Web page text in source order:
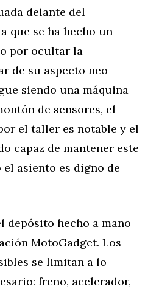
delante del
que se ha hecho un
por ocultar la
de su aspecto neo-
siendo una máquina
de sensores, el
el taller es notable y el
capaz de mantener este
el asiento es digno de
depósito hecho a mano
MotoGadget. Los
se limitan a lo
freno, acelerador,